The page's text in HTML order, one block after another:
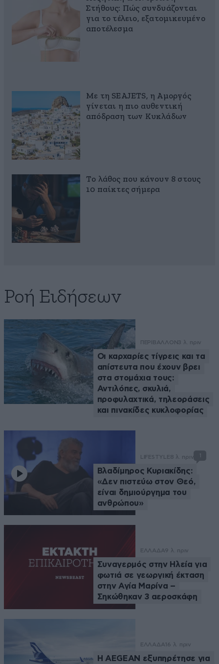
Στήθους: Πώς συνδυάζονται
για το τέλειο, εξατομικευμένο
αποτέλεσμα
Με τη SEAJETS, η Αμοργός
γίνεται η πιο αυθεντική
απόδραση των Κυκλάδων
Το λάθος που κάνουν 8 στους
10 παίκτες σήμερα
Ροή Ειδήσεων
ΠΕΡΙΒΑΛΛΟΝ3 λ. πριν
Οι καρχαρίες τίγρεις και τα
απίστευτα που έχουν βρει
στα στομάχια τους:
Αντιλόπες, σκυλιά,
προφυλαχτικά, τηλεοράσεις
και πινακίδες κυκλοφορίας
LIFESTYLE8 λ. πριν 1
Βλαδίμηρος Κυριακίδης:
«Δεν πιστεύω στον Θεό,
είναι δημιούργημα του
ανθρώπου»
ΕΛΛΑΔΑ9 λ. πριν
Συναγερμός στην Ηλεία για
φωτιά σε γεωργική έκταση
στην Αγία Μαρίνα –
Σηκώθηκαν 3 αεροσκάφη
ΕΛΛΑΔΑ 16 λ. πριν
Η AEGEAN εξυπηρέτησε για